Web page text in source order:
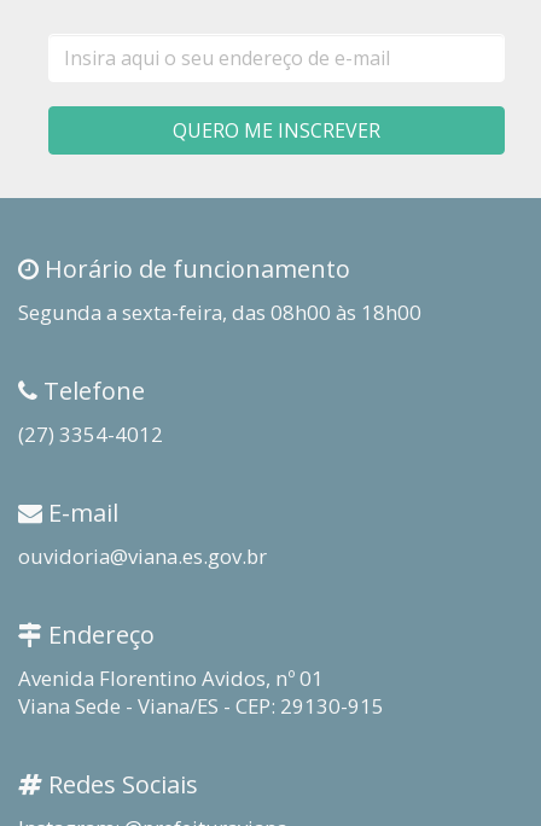
mail
QUERO ME INSCREVER
Horário de funcionamento
Segunda a sexta-feira, das 08h00 às 18h00
Telefone
(27) 3354-4012
E-mail
ouvidoria@viana.es.gov.br
Endereço
Avenida Florentino Avidos, nº 01
Viana Sede - Viana/ES - CEP: 29130-915
Redes Sociais